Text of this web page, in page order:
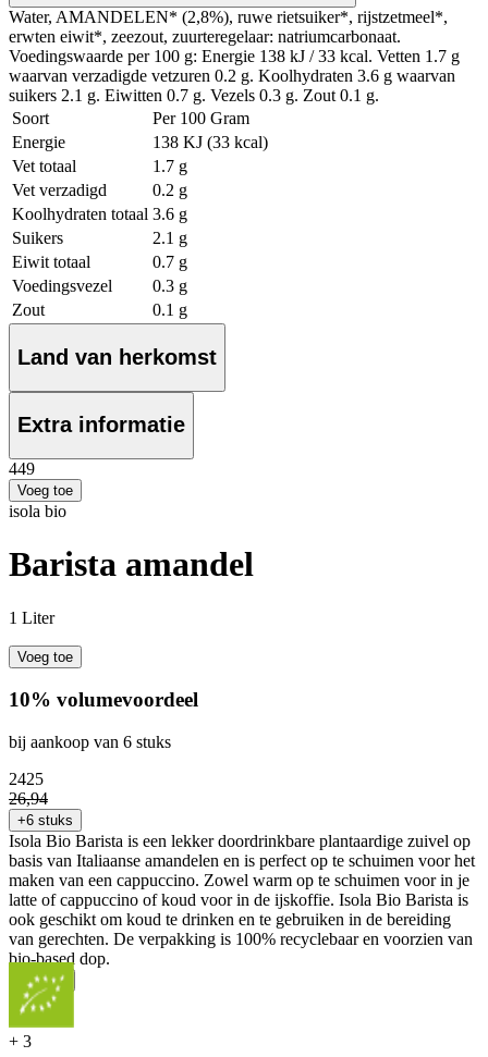
Water, AMANDELEN* (2,8%), ruwe rietsuiker*, rijstzetmeel*,
erwten eiwit*, zeezout, zuurteregelaar: natriumcarbonaat.
Voedingswaarde per 100 g: Energie 138 kJ / 33 kcal. Vetten 1.7 g
waarvan verzadigde vetzuren 0.2 g. Koolhydraten 3.6 g waarvan
suikers 2.1 g. Eiwitten 0.7 g. Vezels 0.3 g. Zout 0.1 g.
Soort
Per 100 Gram
Energie
138 KJ (33 kcal)
Vet totaal
1.7 g
Vet verzadigd
0.2 g
Koolhydraten totaal 3.6 g
Suikers
2.1 g
Eiwit totaal
0.7 g
Voedingsvezel
0.3 g
Zout
0.1 g
Land van herkomst
Extra informatie
449
Voeg toe
isola bio
Barista amandel
1 Liter
Voeg toe
10% volumevoordeel
bij aankoop van 6 stuks
2425
26,94
+6 stuks
Isola Bio Barista is een lekker doordrinkbare plantaardige zuivel op
basis van Italiaanse amandelen en is perfect op te schuimen voor het
maken van een cappuccino. Zowel warm op te schuimen voor in je
latte of cappuccino of koud voor in de ijskoffie. Isola Bio Barista is
ook geschikt om koud te drinken en te gebruiken in de bereiding
van gerechten. De verpakking is 100% recyclebaar en voorzien van
bio-based dop.
Meer
+ 3